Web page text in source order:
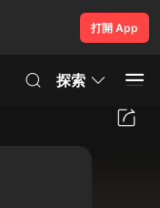
打開 App
探索